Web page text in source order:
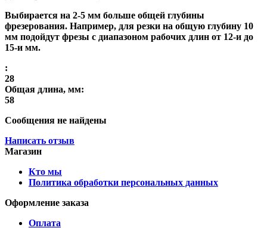
Выбирается на 2-5 мм больше общей глубины
фрезерования. Например, для резки на общую глубину 10
мм подойдут фрезы с диапазоном рабочих длин от 12-и до
15-и мм.
:
28
Общая длина, мм:
58
Сообщения не найдены
Написать отзыв
Магазин
Кто мы
Политика обработки персональных данных
Оформление заказа
Оплата